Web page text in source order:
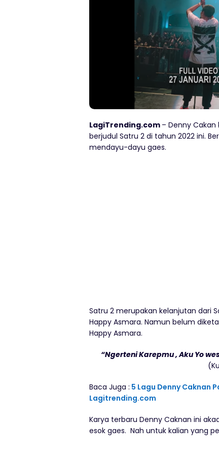
LagiTrending.com – Denny
berjudul Satru 2 di tahun 2022 ini.
mendayu-dayu gaes.
Satru 2 merupakan kelanjutan dari
Happy Asmara. Namun belum
Happy Asmara.
“Ngerteni Karepmu , Aku Yo
Baca Juga : 5 Lagu Denny Caknan
Lagitrending.com
Karya terbaru Denny Caknan ini
esok gaes. Nah untuk kalian yang